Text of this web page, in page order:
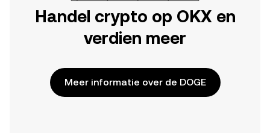
Handel crypto op OKX en
verdien meer
Meer informatie over de DOGE